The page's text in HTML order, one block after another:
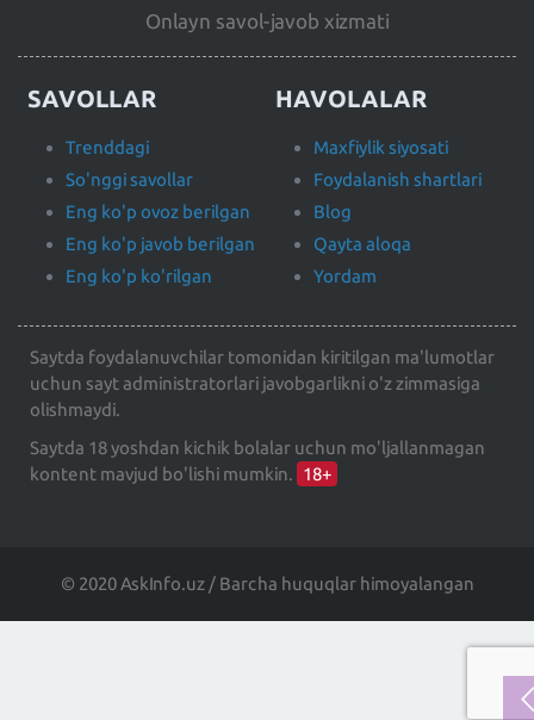
Onlayn savol-javob xizmati
SAVOLLAR
Trenddagi
So'nggi savollar
Eng ko'p ovoz berilgan
Eng ko'p javob berilgan
Eng ko'p ko'rilgan
HAVOLALAR
Maxfiylik siyosati
Foydalanish shartlari
Blog
Qayta aloqa
Yordam
Saytda foydalanuvchilar tomonidan kiritilgan ma'lumotlar
uchun sayt administratorlari javobgarlikni o'z zimmasiga
olishmaydi.
Saytda 18 yoshdan kichik bolalar uchun mo'ljallanmagan
kontent mavjud bo'lishi mumkin. 18+
© 2020 AskInfo.uz / Barcha huquqlar himoyalangan